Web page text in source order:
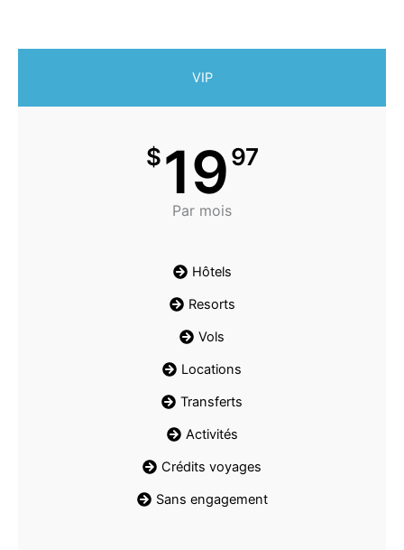
VIP
$1997
Par mois
Hôtels
Resorts
Vols
Locations
Transferts
Activités
Crédits voyages
Sans engagement